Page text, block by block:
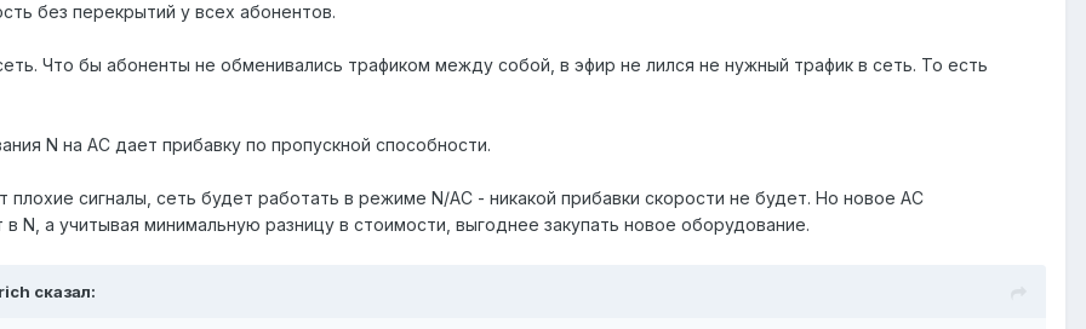
без перекрытий у всех абонентов.
Что бы абоненты не обменивались трафиком между собой, в эфир не лился не нужный трафик в сеть. То есть
N на AC дает прибавку по пропускной способности.
плохие сигналы, сеть будет работать в режиме N/AC - никакой прибавки скорости не будет. Но новое AC
N, а учитывая минимальную разницу в стоимости, выгоднее закупать новое оборудование.
сказал: